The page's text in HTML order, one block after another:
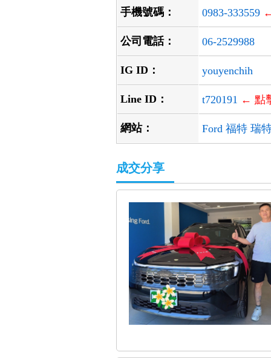
手機號碼： 0983-333559
公司電話： 06-2529988
IG ID： youyenchih
Line ID： t720191 ← 點
網站： Ford 福特 瑞
成交分享